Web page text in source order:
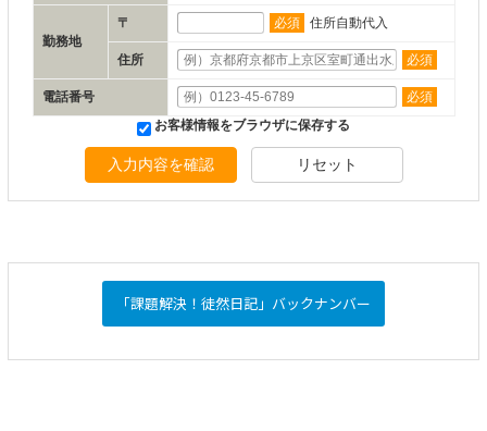
勤務地
〒 必須 住所自動代入
住所 必須
電話番号
必須
お客様情報をブラウザに保存する
入力内容を確認 リセット
「課題解決！徒然日記」バックナンバー